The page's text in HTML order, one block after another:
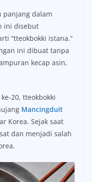
panjang dalam
ini disebut
“tteokbokki istana.”
ini dibuat tanpa
kecap asin,
20, tteokbokki
Mancingduit
Korea. Sejak saat
dan menjadi salah